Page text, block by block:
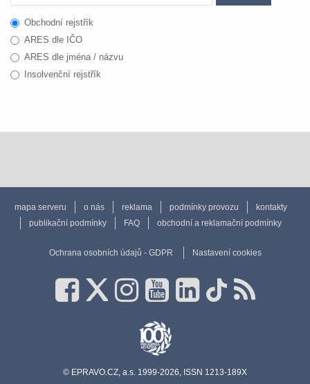
Obchodní rejstřík
ARES dle IČO
ARES dle jména / názvu
Insolvenční rejstřík
mapa serveru o nás reklama podmínky provozu
kontakty
publikační podmínky
FAQ obchodní a reklamační podmínky
Ochrana osobních údajů - GDPR Nastavení cookies
© EPRAVO.CZ, a.s. 1999-2026, ISSN 1213-189X